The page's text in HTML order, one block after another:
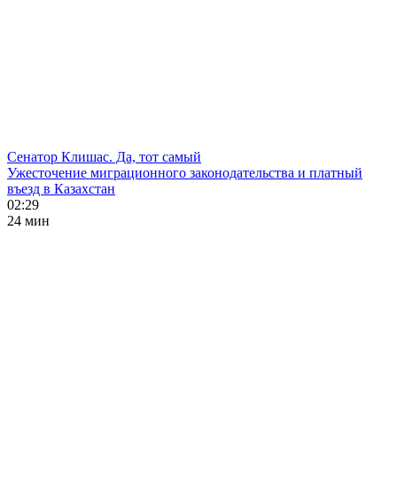
Сенатор Клишас. Да, тот самый
Ужесточение миграционного законодательства и платный
въезд в Казахстан
02:29
24 мин